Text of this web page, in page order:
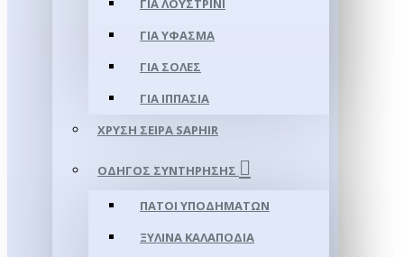
ΓΙΑ ΛΟΥΣΤΡΊΝΙ
ΓΙΑ ΥΦΑΣΜΑ
ΓΙΑ ΣΌΛΕΣ
ΓΙΑ ΙΠΠΑΣΊΑ
ΧΡΥΣΉ ΣΕΙΡΆ SAPHIR
ΟΔΗΓΌΣ ΣΥΝΤΉΡΗΣΗΣ
ΠΆΤΟΙ ΥΠΟΔΗΜΆΤΩΝ
ΞΎΛΙΝΑ ΚΑΛΑΠΌΔΙΑ